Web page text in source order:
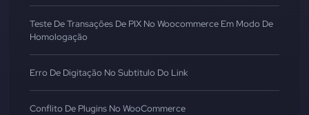
Teste De Transações De PIX No Woocommerce Em Modo De
Homologação
Erro De Digitação No Subtitulo Do Link
Conflito De Plugins No WooCommerce